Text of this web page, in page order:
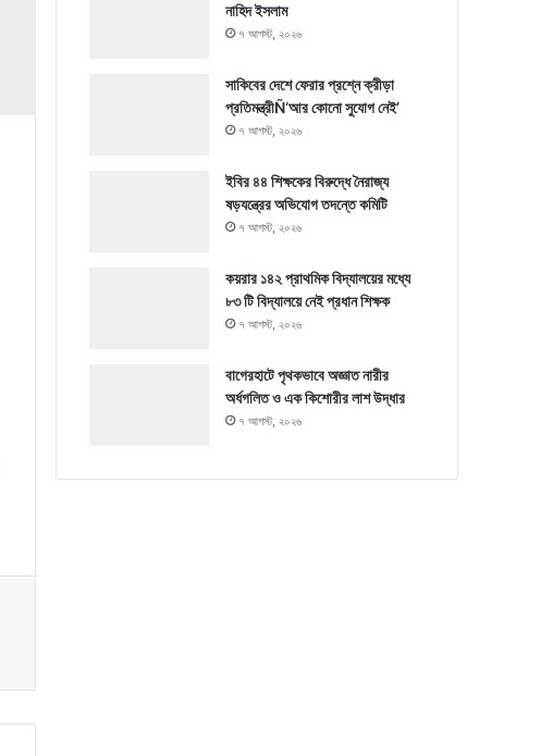
নাহিদ ইসলাম
৭ আগস্ট, ২০২৬
সাকিবের দেশে ফেরার প্রশ্নে ক্রীড়া
প্রতিমন্ত্রীÑ‘আর কোনো সুযোগ নেই’
৭ আগস্ট, ২০২৬
ইবির ৪৪ শিক্ষকের বিরুদ্ধে নৈরাজ্য
ষড়যন্ত্রের অভিযোগ তদন্তে কমিটি
৭ আগস্ট, ২০২৬
কয়রার ১৪২ প্রাথমিক বিদ্যালয়ের মধ্যে
৮৩ টি বিদ্যালয়ে নেই প্রধান শিক্ষক
৭ আগস্ট, ২০২৬
বাগেরহাটে পৃথকভাবে অজ্ঞাত নারীর
অর্ধগলিত ও এক কিশোরীর লাশ উদ্ধার
৭ আগস্ট, ২০২৬